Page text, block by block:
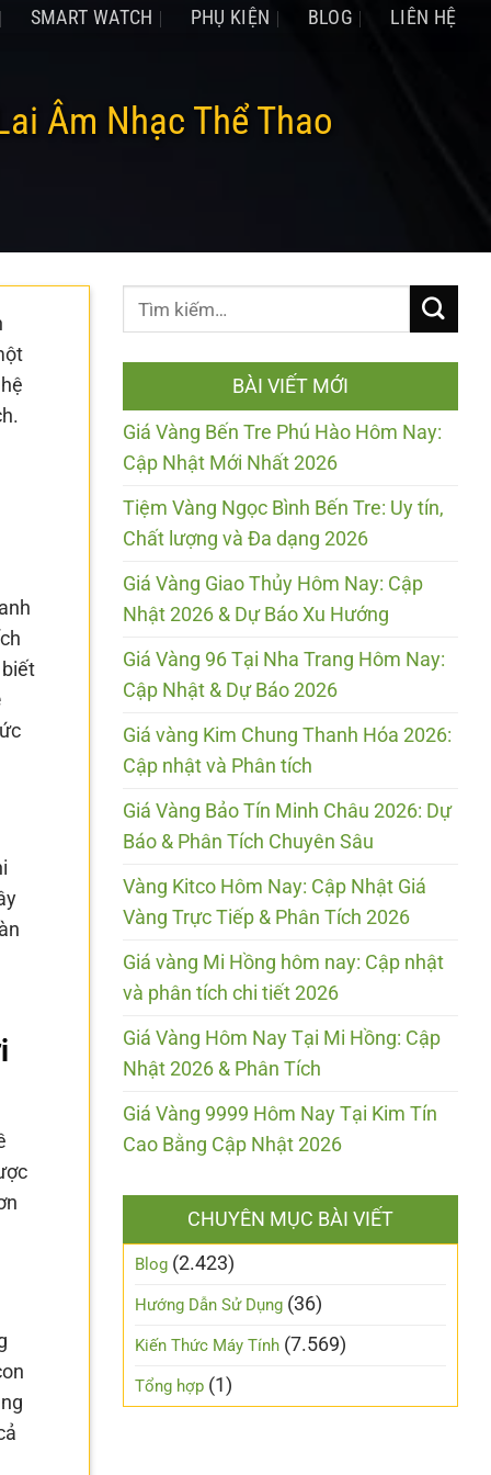
SMART WATCH PHỤ KIỆN BLOG LIÊN HỆ
Âm Nhạc Thể Thao
BÀI VIẾT MỚI
Giá Vàng Bến Tre Phú Hào Hôm Nay:
Cập Nhật Mới Nhất 2026
Tiệm Vàng Ngọc Bình Bến Tre: Uy tín,
Chất lượng và Đa dạng 2026
Giá Vàng Giao Thủy Hôm Nay: Cập
Nhật 2026 & Dự Báo Xu Hướng
Giá Vàng 96 Tại Nha Trang Hôm Nay:
Cập Nhật & Dự Báo 2026
Giá vàng Kim Chung Thanh Hóa 2026:
Cập nhật và Phân tích
Giá Vàng Bảo Tín Minh Châu 2026: Dự
Báo & Phân Tích Chuyên Sâu
Vàng Kitco Hôm Nay: Cập Nhật Giá
Vàng Trực Tiếp & Phân Tích 2026
Giá vàng Mi Hồng hôm nay: Cập nhật
và phân tích chi tiết 2026
Giá Vàng Hôm Nay Tại Mi Hồng: Cập
Nhật 2026 & Phân Tích
Giá Vàng 9999 Hôm Nay Tại Kim Tín
Cao Bằng Cập Nhật 2026
CHUYÊN MỤC BÀI VIẾT
Blog (2.423)
Hướng Dẫn Sử Dụng (36)
Kiến Thức Máy Tính (7.569)
Tổng hợp (1)